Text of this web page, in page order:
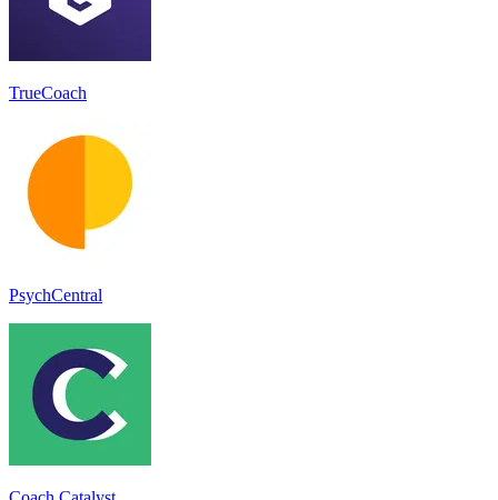
TrueCoach
PsychCentral